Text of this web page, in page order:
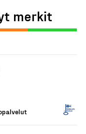
merkit